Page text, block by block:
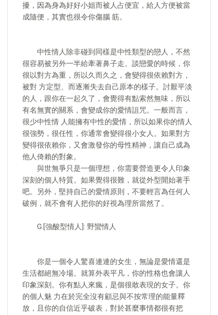
擾，因為身為好好小姐而被人占便宜，給人方便被當
成隨便，其實也很令你傷腦 筋。
中性情人除非碰到同樣是中性類型的戀人，不然
很容易被另外一半給牽著鼻子走。談戀愛的時候，你
很以對方為重，所以久而久之，會變得很依賴對方，
被對 方定型、而逐漸失去自己原本的樣子。討厭平淡
的人，跟你在一起久了，會覺得有點索然無味，所以
有名無實的關系，會變成你的愛情詛咒。一般而言，
很少中性情 人能擁有中性的愛情，所以如果你的情人
很強勢，很任性，你通常會變得很小女人。如果對方
變得很依賴你，又會激發你的母性精神，讓自己成為
他人倚賴的對象。
與世無爭只是一個理想，你需要營造更令人印象
深刻的個人特質。如果覺得很難，就從外型開始著手
吧。另外，堅持自己的愛情原則，不要輕言為任何人
破例，就不會有人把你的好視為理所當然了。
G.[強酸型情人]: 野蠻情人
你是一個令人驚喜連連的女生，無論是愛情還是
生活都絕無冷場。就算外表平凡，你的性格也會讓人
印象深刻。你有點人來瘋，是個很敢表現的女子。你
的個人魅 力在於完全沒有顧忌與不按常理的能量釋
放，且你的自信近乎破表，對於甚麼事情都很有把